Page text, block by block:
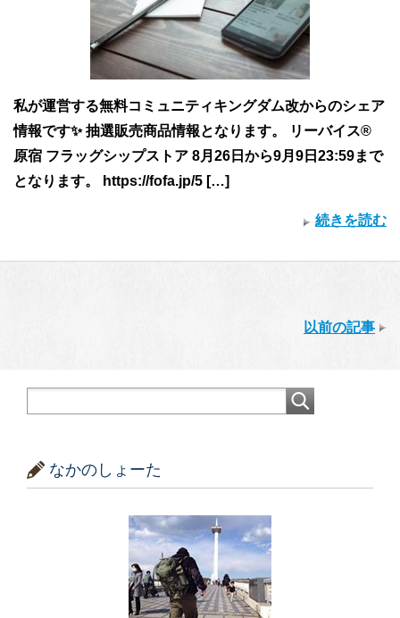
私が運営する無料コミュニティキングダム改からのシェア
情報です✨ 抽選販売商品情報となります。 リーバイス®
原宿 フラッグシップストア 8月26日から9月9日23:59まで
となります。 https://fofa.jp/5 […]
続きを読む
以前の記事
なかのしょーた